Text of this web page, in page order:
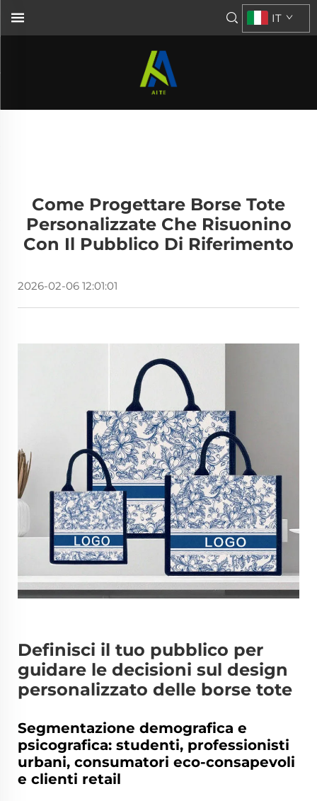
IT
Come Progettare Borse Tote
Personalizzate Che Risuonino
Con Il Pubblico Di Riferimento
2026-02-06 12:01:01
Definisci il tuo pubblico per
guidare le decisioni sul design
personalizzato delle borse tote
Segmentazione demografica e
psicografica: studenti, professionisti
urbani, consumatori eco-consapevoli
e clienti retail